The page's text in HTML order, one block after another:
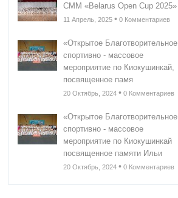
СММ «Belarus Open Cup 2025»
11 Апрель, 2025 • 0 Комментариев
«Открытое Благотворительное
спортивно - массовое
мероприятие по Киокушинкай,
посвященное памя
20 Октябрь, 2024 • 0 Комментариев
«Открытое Благотворительное
спортивно - массовое
мероприятие по Киокушинкай
посвященное памяти Ильи
20 Октябрь, 2024 • 0 Комментариев